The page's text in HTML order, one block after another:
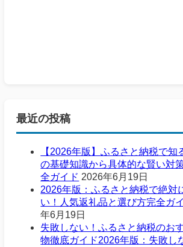
最近の投稿
【2026年版】ふるさと納税で知
の基礎知識から具体的な賢い対
全ガイド 2026年6月19日
2026年版：ふるさと納税で絶対
い！人気返礼品と選び方完全ガ
年6月19日
失敗しない！ふるさと納税のお
物徹底ガイド2026年版：失敗し